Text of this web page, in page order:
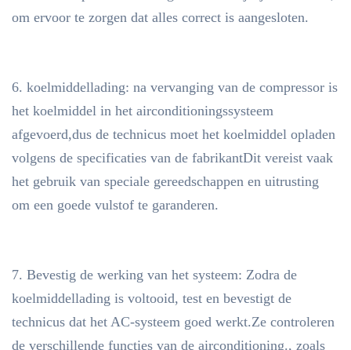
om ervoor te zorgen dat alles correct is aangesloten.
6. koelmiddellading: na vervanging van de compressor is
het koelmiddel in het airconditioningssysteem
afgevoerd,dus de technicus moet het koelmiddel opladen
volgens de specificaties van de fabrikantDit vereist vaak
het gebruik van speciale gereedschappen en uitrusting
om een goede vulstof te garanderen.
7. Bevestig de werking van het systeem: Zodra de
koelmiddellading is voltooid, test en bevestigt de
technicus dat het AC-systeem goed werkt.Ze controleren
de verschillende functies van de airconditioning., zoals